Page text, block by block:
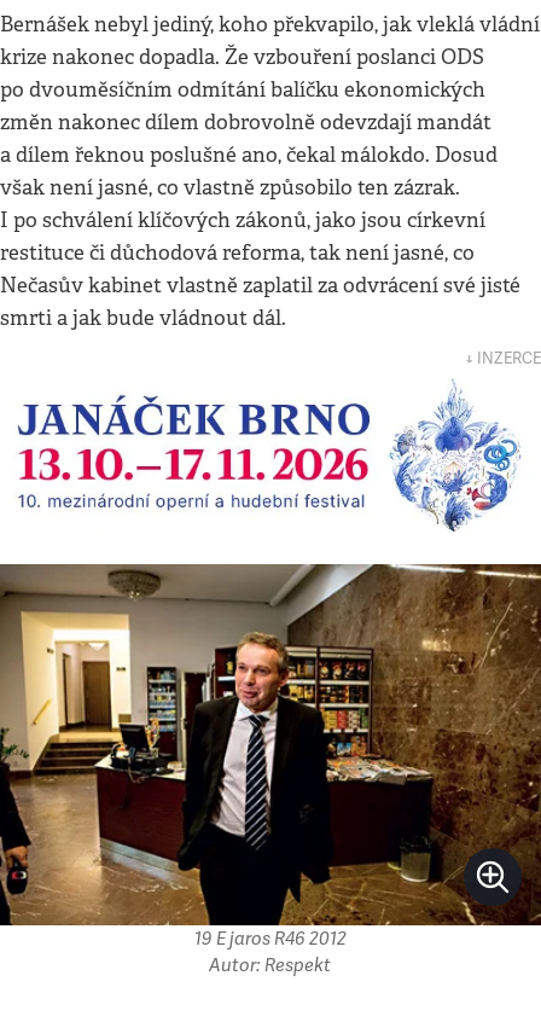
Bernášek nebyl jediný, koho překvapilo, jak vleklá vládní
krize nakonec dopadla. Že vzbouření poslanci ODS
po dvouměsíčním odmítání balíčku ekonomických
změn nakonec dílem dobrovolně odevzdají mandát
a dílem řeknou poslušné ano, čekal málokdo. Dosud
však není jasné, co vlastně způsobilo ten zázrak.
I po schválení klíčových zákonů, jako jsou církevní
restituce či důchodová reforma, tak není jasné, co
Nečasův kabinet vlastně zaplatil za odvrácení své jisté
smrti a jak bude vládnout dál.
↓ INZERCE
19 E jaros R46 2012
Autor: Respekt